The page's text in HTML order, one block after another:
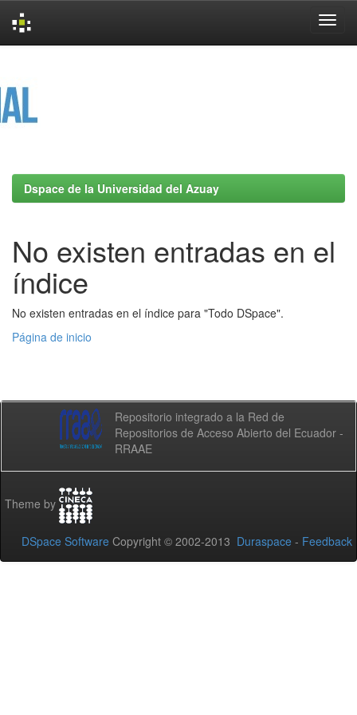
Dspace de la Universidad del Azuay
No existen entradas en el
índice
No existen entradas en el índice para "Todo DSpace".
Página de inicio
Repositorio integrado a la Red de
Repositorios de Acceso Abierto del Ecuador -
RRAAE
Theme by
DSpace Software Copyright © 2002-2013 Duraspace - Feedback